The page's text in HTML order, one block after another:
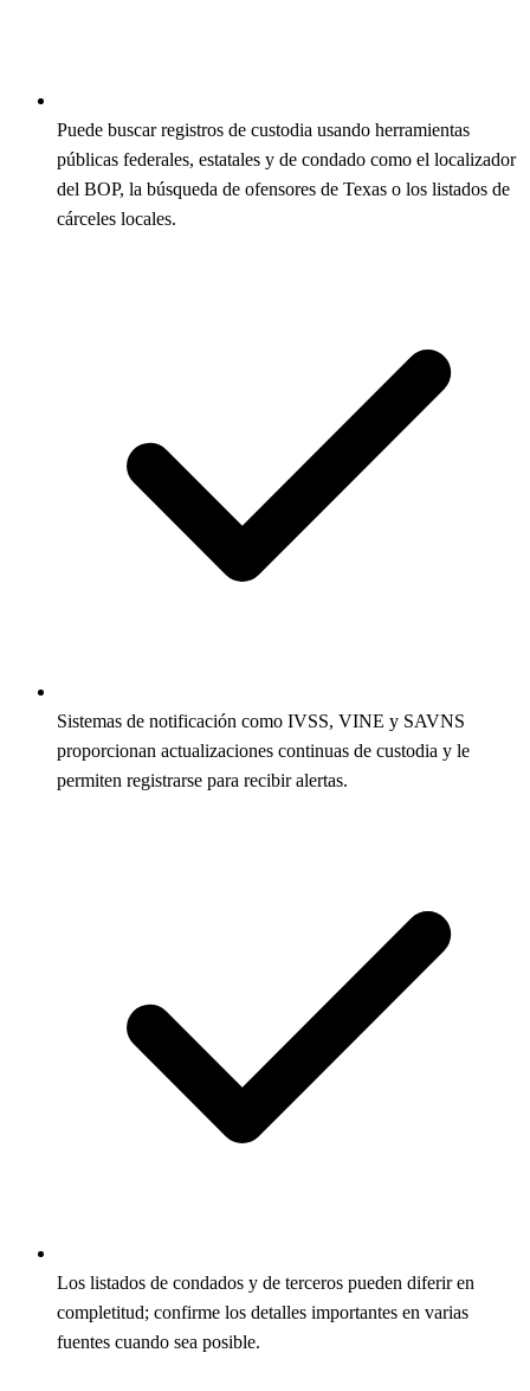
Puede buscar registros de custodia usando herramientas
públicas federales, estatales y de condado como el localizador
del BOP, la búsqueda de ofensores de Texas o los listados de
cárceles locales.
Sistemas de notificación como IVSS, VINE y SAVNS
proporcionan actualizaciones continuas de custodia y le
permiten registrarse para recibir alertas.
Los listados de condados y de terceros pueden diferir en
completitud; confirme los detalles importantes en varias
fuentes cuando sea posible.